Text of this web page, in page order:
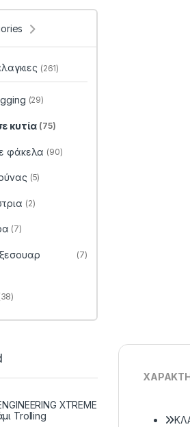
(261)
(29)
κυτία (75)
φάκελα (90)
(5)
(2)
(7)
(7)
XTREME
Trolling